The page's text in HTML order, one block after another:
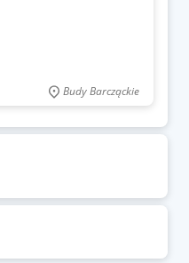
Budy Barcząckie